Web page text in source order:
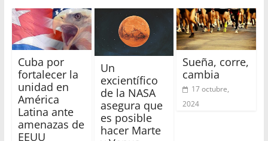
Cuba por
fortalecer la
unidad en
América
Latina ante
amenazas de
EEUU
Un
excientífico
de la NASA
asegura que
es posible
hacer Marte
Sueña, corre,
cambia
17 octubre,
2024